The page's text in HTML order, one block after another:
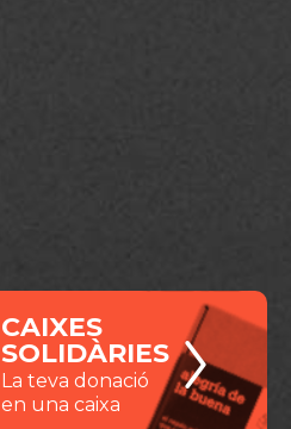
CAIXES
SOLIDÀRIES
La teva donació
en una caixa